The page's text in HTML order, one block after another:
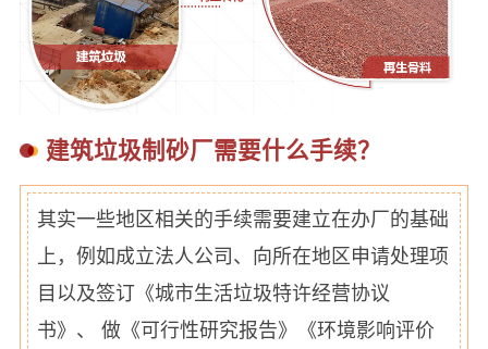
建筑垃圾制砂厂需要什么手续？
其实一些地区相关的手续需要建立在办厂的基础
上，例如成立法人公司、向所在地区申请处理项
目以及签订《城市生活垃圾特许经营协议
书》、 做《可行性研究报告》《环境影响评价